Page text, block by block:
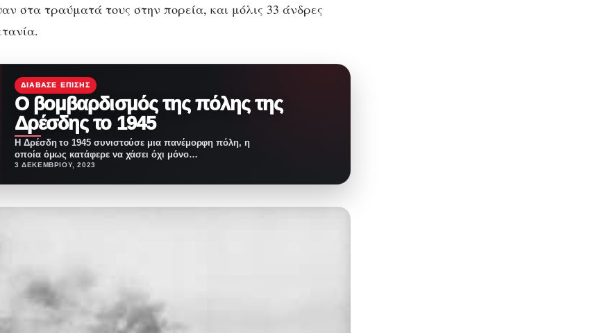
στα τραύματά τους στην πορεία, και μόλις 33 άνδρες
ΔΙΆΒΑΣΕ ΕΠΊΣΗΣ
Ο βομβαρδισμός της πόλης της
Δρέσδης το 1945
Η Δρέσδη το 1945 συνιστούσε μια πανέμορφη πόλη, η
οποία όμως κατάφερε να χάσει όχι μόνο…
3 ΔΕΚΕΜΒΡΊΟΥ, 2023